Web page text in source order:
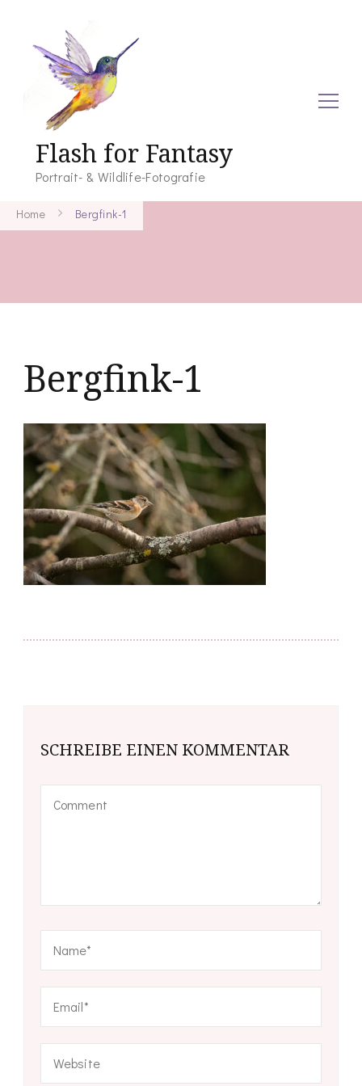
Flash for Fantasy
Portrait- & Wildlife-Fotografie
Home Bergfink-1
Bergfink-1
SCHREIBE EINEN KOMMENTAR